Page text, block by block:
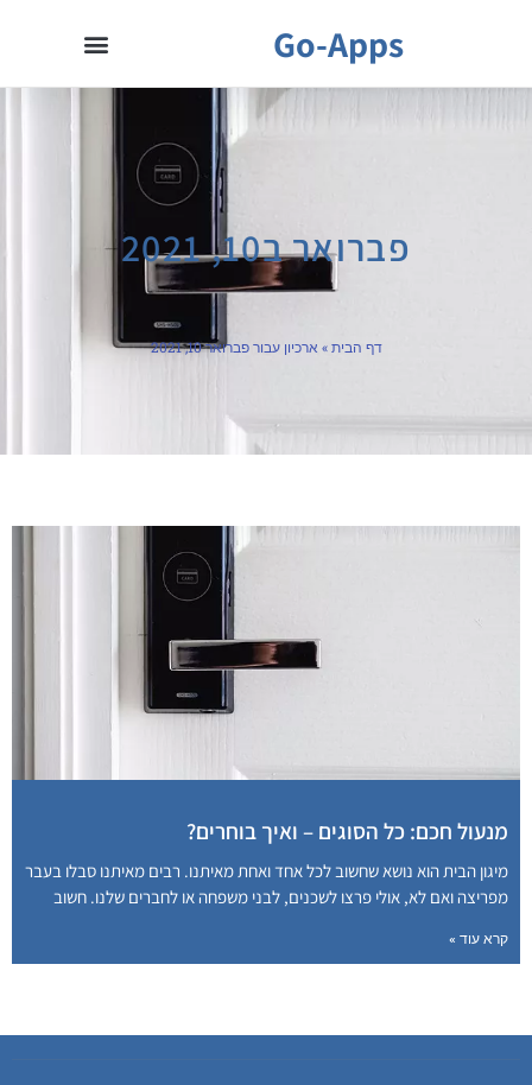
Go-Apps
פברואר ב10, 2021
דף הבית » ארכיון עבור פברואר 10, 2021
מנעול חכם: כל הסוגים – ואיך בוחרים?
מיגון הבית הוא נושא שחשוב לכל אחד ואחת מאיתנו. רבים מאיתנו סבלו בעבר
מפריצה ואם לא, אולי פרצו לשכנים, לבני משפחה או לחברים שלנו. חשוב
קרא עוד »